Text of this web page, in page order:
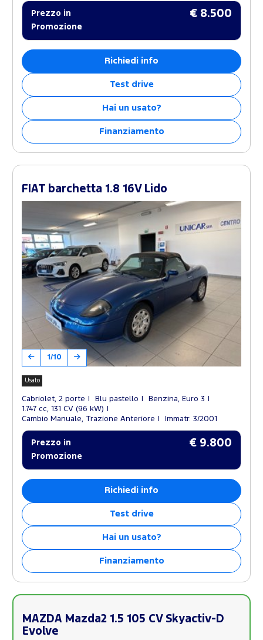
Prezzo in
Promozione
€ 8.500
Richiedi info
Test drive
Hai un usato?
Finanziamento
FIAT barchetta 1.8 16V Lido
1/10
Usato
Cabriolet, 2 porte Blu pastello
Benzina, Euro 3
1.747 cc, 131 CV (96 kW)
Cambio Manuale, Trazione Anteriore
Immatr. 3/2001
Prezzo in
Promozione
€ 9.800
Richiedi info
Test drive
Hai un usato?
Finanziamento
MAZDA Mazda2 1.5 105 CV Skyactiv-D
Evolve